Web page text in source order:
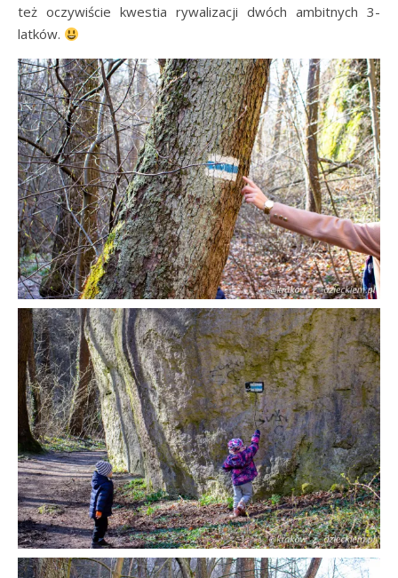
też oczywiście kwestia rywalizacji dwóch ambitnych 3-
latków.